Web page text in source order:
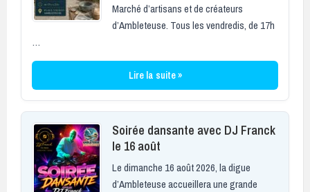
Marché d’artisans et de créateurs
d’Ambleteuse. Tous les vendredis, de 17h
…
Lire la suite »
Soirée dansante avec DJ Franck
le 16 août
Le dimanche 16 août 2026, la digue
d’Ambleteuse accueillera une grande